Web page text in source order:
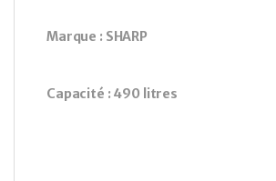
Marque : SHARP
Capacité : 490 litres